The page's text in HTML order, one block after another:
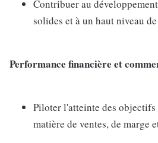
Contribuer au
solides et à un haut niveau
Performance financière et
Piloter l'atteinte des
matière de ventes, de marge